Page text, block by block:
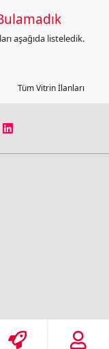
aşağıda listeledik.
Tüm Vitrin İlanları